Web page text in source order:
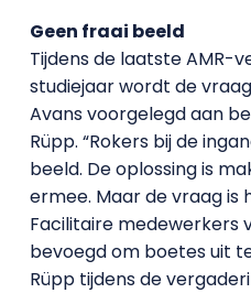
Geen fraai beeld
Tijdens de laatste AMR-
studiejaar wordt de
Avans voorgelegd aan
Rüpp. “Rokers bij de
beeld. De oplossing is
ermee. Maar de vraag is
Facilitaire medewerkers
bevoegd om boetes uit
Rüpp tijdens de